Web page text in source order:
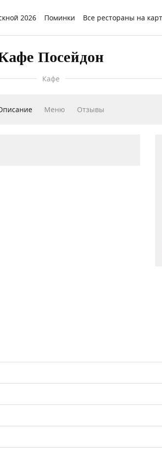
2026 Поминки Все рестораны на
Посейдон
Кафе
Меню Отзывы